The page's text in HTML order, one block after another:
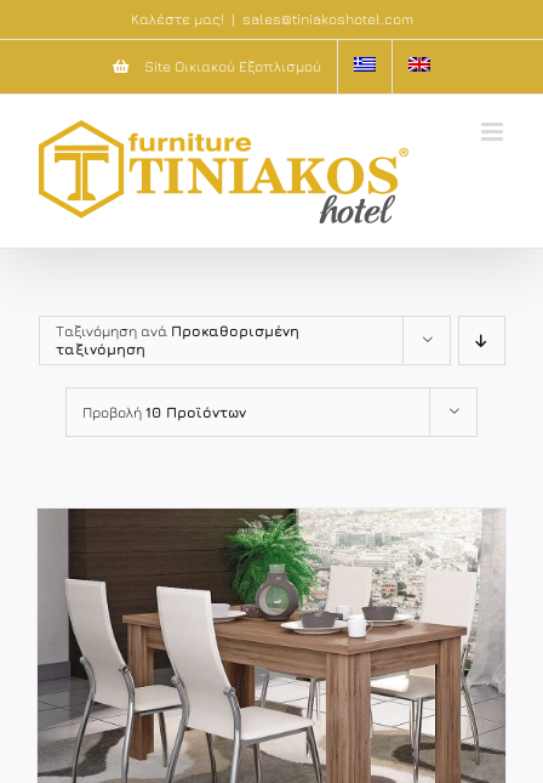
στο
περιεχόμενο
Καλέστε μας! | sales@tiniakoshotel.com
Site Οικιακού Εξοπλισμού
Ταξινόμηση ανά Προκαθορισμένη
ταξινόμηση
Προβολή 10 Προϊόντων